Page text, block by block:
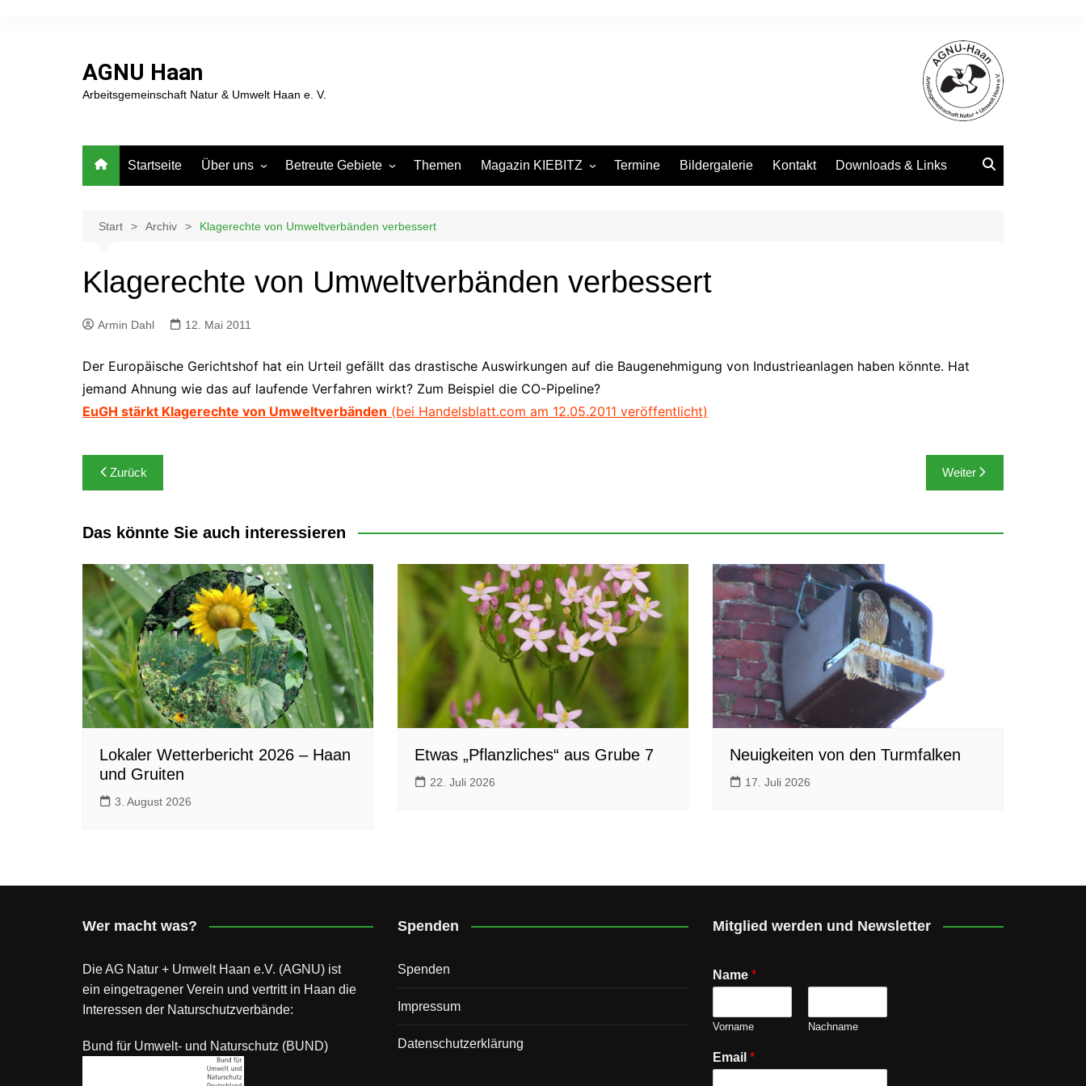
AGNU Haan
Arbeitsgemeinschaft Natur & Umwelt Haan e. V.
Startseite Über uns
Spenden
Betreute Gebiete
Grube 7
Waldentwicklung Osterholz /
Grube 10
Ausgleichsfläche Wildwiese
Themen Magazin KIEBITZ Termine Bildergalerie Kontakt Downloads & Links
Start Archiv Klagerechte von Umweltverbänden verbessert
Klagerechte von Umweltverbänden verbessert
Armin Dahl 12. Mai 2011
Der Europäische Gerichtshof hat ein Urteil gefällt das drastische Auswirkungen auf die Baugenehmigung von Industrieanlagen haben könnte. Hat
jemand Ahnung wie das auf laufende Verfahren wirkt? Zum Beispiel die CO-Pipeline?
EuGH stärkt Klagerechte von Umweltverbänden (bei Handelsblatt.com am 12.05.2011 veröffentlicht)
Beitragsnavigation
Zurück Weiter
Das könnte Sie auch interessieren
Lokaler Wetterbericht 2026 – Haan
und Gruiten
3. August 2026
Etwas „Pflanzliches“ aus Grube 7
22. Juli 2026
Neuigkeiten von den Turmfalken
17. Juli 2026
Wer macht was?
Die AG Natur + Umwelt Haan e.V. (AGNU) ist
ein eingetragener Verein und vertritt in Haan die
Interessen der Naturschutzverbände:
Bund für Umwelt- und Naturschutz (BUND)
Spenden
Spenden
Impressum
Datenschutz­erklärung
Mitglied werden und Newsletter
Name *
Vorname Nachname
Email *